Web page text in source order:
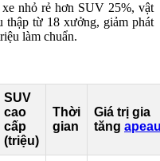
nhỏ rẻ hơn SUV 25%, vật
thập từ 18 xưởng, giảm phát
làm chuẩn.​
SUV
cao
cấp
(triệu)
Thời
gian
Giá trị gia
tăng